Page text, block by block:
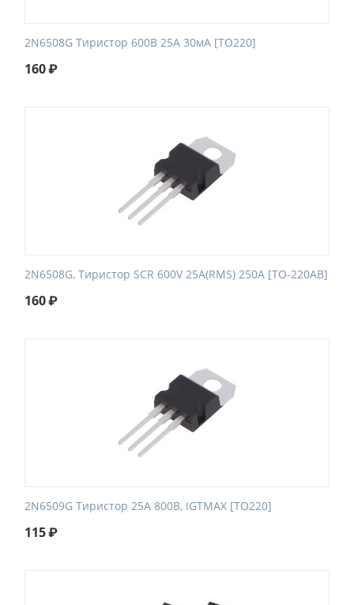
2N6508G Тиристор 600В 25А 30мА [TO220]
160₽
2N6508G, Тиристор SCR 600V 25A(RMS) 250A [TO-220AB]
160₽
2N6509G Тиристор 25A 800В, IGTMAX [TO220]
115₽